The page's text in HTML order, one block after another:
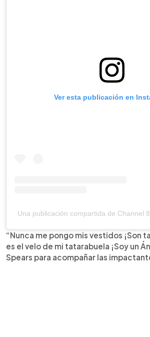
Ver esta publicación en
Una publicación compartida de Channel
“Nunca me pongo mis vestidos ¡Son
es el velo de mi tatarabuela ¡Soy un
Spears para acompañar las